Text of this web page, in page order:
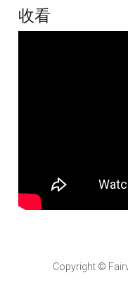
收看
Copyright ©